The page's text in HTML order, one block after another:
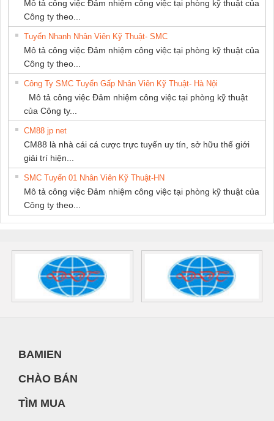
Mô tả công việc Đảm nhiệm công việc tại phòng kỹ thuật của
Công ty theo...
Tuyển Nhanh Nhân Viên Kỹ Thuật- SMC
Mô tả công việc Đảm nhiệm công việc tại phòng kỹ thuật của
Công ty theo...
Công Ty SMC Tuyển Gấp Nhân Viên Kỹ Thuật- Hà Nội
Mô tả công việc Đảm nhiệm công việc tại phòng kỹ thuật
của Công ty...
CM88 jp net
CM88 là nhà cái cá cược trực tuyến uy tín, sở hữu thế giới
giải trí hiện...
SMC Tuyển 01 Nhân Viên Kỹ Thuật-HN
Mô tả công việc Đảm nhiệm công việc tại phòng kỹ thuật của
Công ty theo...
BAMIEN
CHÀO BÁN
TÌM MUA